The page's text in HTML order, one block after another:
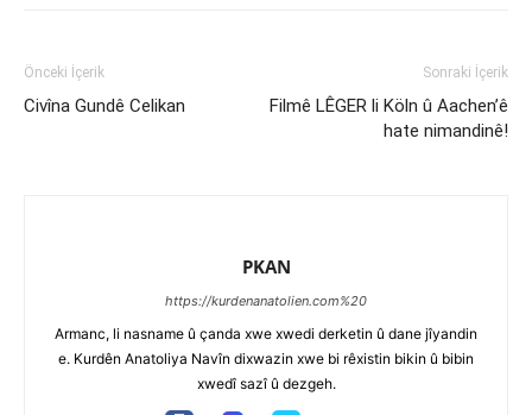
Önceki İçerik
Civîna Gundê Celikan
Sonraki İçerik
Filmê LÊGER li Köln û Aachen’ê
hate nimandinê!
PKAN
https://kurdenanatolien.com%20
Armanc, li nasname û çanda xwe xwedi derketin û dane jîyandin
e. Kurdên Anatoliya Navîn dixwazin xwe bi rêxistin bikin û bibin
xwedî sazî û dezgeh.